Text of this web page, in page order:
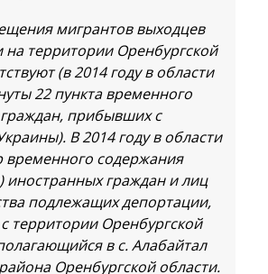
мигрантов выходцев
на территории Оренбургской
(в 2014 году в области
22 пункта временного
прибывших с
В 2014 году в области
временного содержания
иностранных граждан и лиц
подлежащих депортации,
территории Оренбургской
в с. Алабайтал
Оренбургской области.